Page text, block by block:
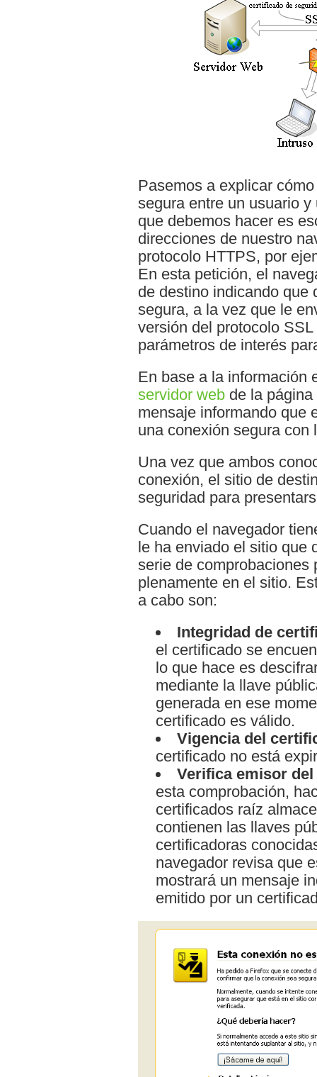
Pasemos a explicar
segura entre un usuario
que debemos hacer es
direcciones de nuestro
protocolo HTTPS, por
En esta petición, el
de destino indicando que
segura, a la vez que le
versión del protocolo
parámetros de interés
En base a la información
servidor web de la
mensaje informando que
una conexión segura con
Una vez que ambos
conexión, el sitio de
seguridad para
Cuando el navegador
le ha enviado el sitio que
serie de comprobaciones
plenamente en el sitio.
a cabo son:
Integridad de
el certificado se
lo que hace es
mediante la llave
generada en ese
certificado es válido.
Vigencia del
certificado no está
Verifica emisor
esta comprobación,
certificados raíz
contienen las llaves
certificadoras
navegador revisa que
mostrará un mensaje
emitido por un